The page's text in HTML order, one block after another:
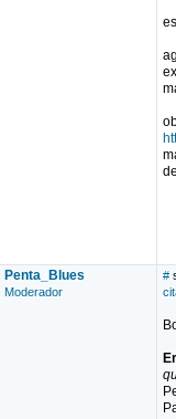
Penta_Blues
Moderador
#